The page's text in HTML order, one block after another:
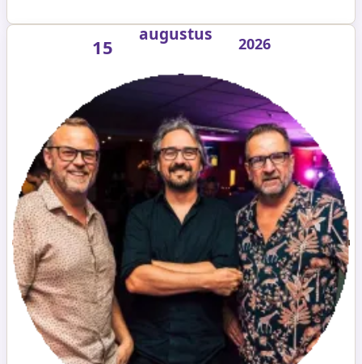
15
augustus 2026